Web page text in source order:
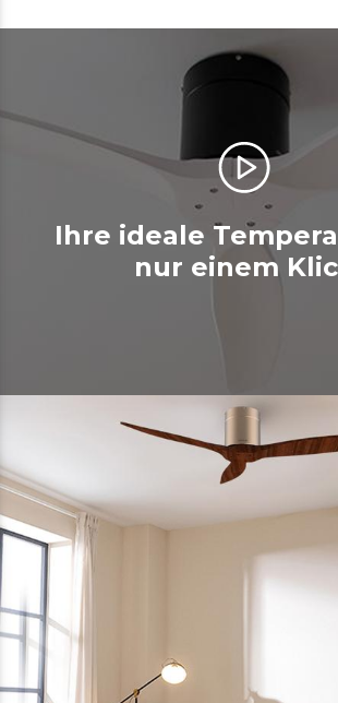
Ihre ideale
nur einem